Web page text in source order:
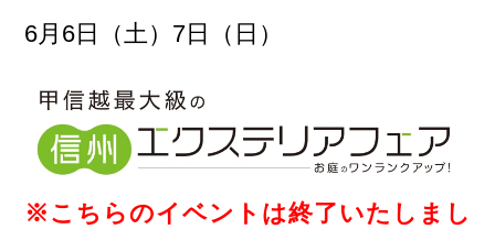
6月6日（土）7日（日）
※こちらのイベントは終了いたしまし